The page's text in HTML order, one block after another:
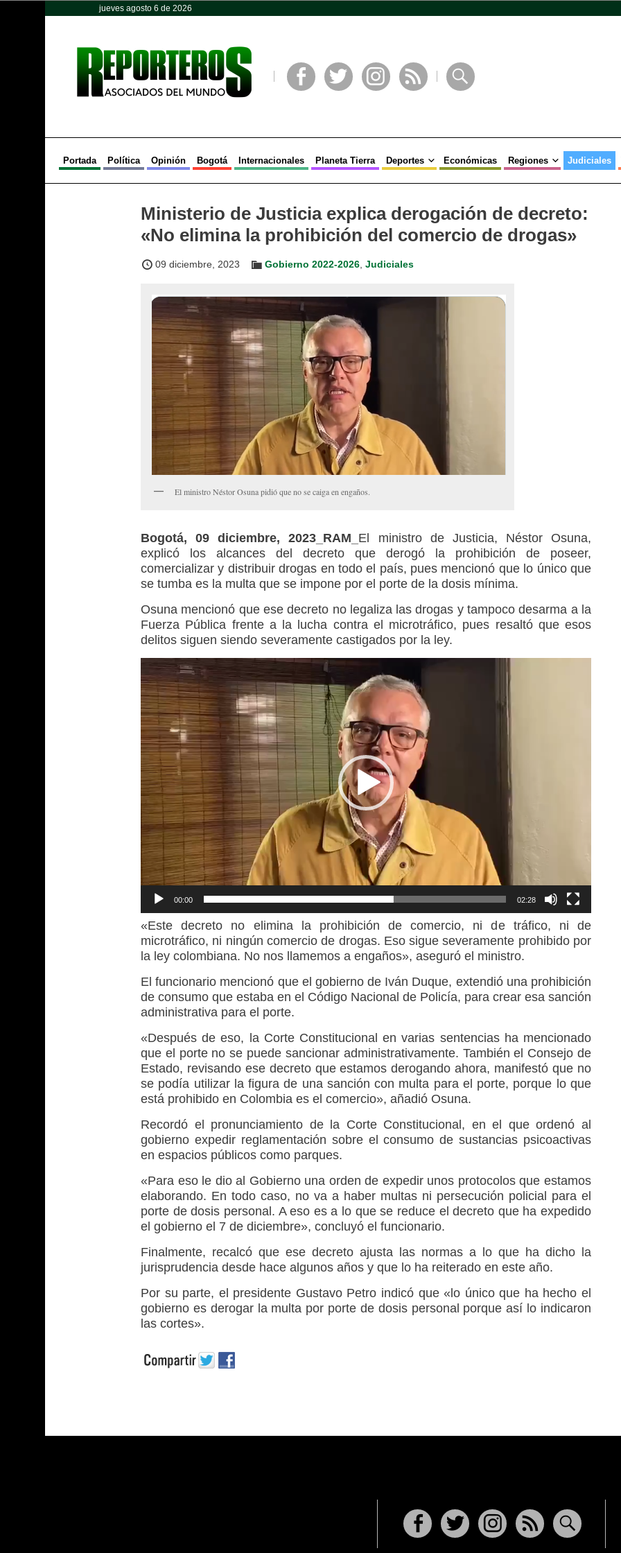
jueves agosto 6 de 2026
Portada Política Opinión Bogotá Internacionales Planeta Tierra Deportes Económicas Regiones Judiciales
Ministerio de Justicia explica derogación de decreto:
«No elimina la prohibición del comercio de drogas»
09 diciembre, 2023 Gobierno 2022-2026 Judiciales
El ministro Néstor Osuna pidió que no se caiga en engaños.
Bogotá, 09 diciembre, 2023_RAM_ El ministro de Justicia, Néstor Osuna,
explicó los alcances del decreto que derogó la prohibición de poseer,
comercializar y distribuir drogas en todo el país, pues mencionó que lo único que
se tumba es la multa que se impone por el porte de la dosis mínima.
Osuna mencionó que ese decreto no legaliza las drogas y tampoco desarma a la
Fuerza Pública frente a la lucha contra el microtráfico, pues resaltó que esos
delitos siguen siendo severamente castigados por la ley.
Reproductor
de
vídeo
00:00 02:28
«Este decreto no elimina la prohibición de comercio, ni de tráfico, ni de
microtráfico, ni ningún comercio de drogas. Eso sigue severamente prohibido por
la ley colombiana. No nos llamemos a engaños», aseguró el ministro.
El funcionario mencionó que el gobierno de Iván Duque, extendió una prohibición
de consumo que estaba en el Código Nacional de Policía, para crear esa sanción
administrativa para el porte.
«Después de eso, la Corte Constitucional en varias sentencias ha mencionado
que el porte no se puede sancionar administrativamente. También el Consejo de
Estado, revisando ese decreto que estamos derogando ahora, manifestó que no
se podía utilizar la figura de una sanción con multa para el porte, porque lo que
está prohibido en Colombia es el comercio», añadió Osuna.
Recordó el pronunciamiento de la Corte Constitucional, en el que ordenó al
gobierno expedir reglamentación sobre el consumo de sustancias psicoactivas
en espacios públicos como parques.
«Para eso le dio al Gobierno una orden de expedir unos protocolos que estamos
elaborando. En todo caso, no va a haber multas ni persecución policial para el
porte de dosis personal. A eso es a lo que se reduce el decreto que ha expedido
el gobierno el 7 de diciembre», concluyó el funcionario.
Finalmente, recalcó que ese decreto ajusta las normas a lo que ha dicho la
jurisprudencia desde hace algunos años y que lo ha reiterado en este año.
Por su parte, el presidente Gustavo Petro indicó que «lo único que ha hecho el
gobierno es derogar la multa por porte de dosis personal porque así lo indicaron
las cortes».
Opinión Política